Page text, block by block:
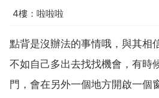
4樓：啦啦啦
點背是沒辦法的事情哦，與其相
不如自己多出去找找機會，有時
門，會在另外一個地方開啟一個